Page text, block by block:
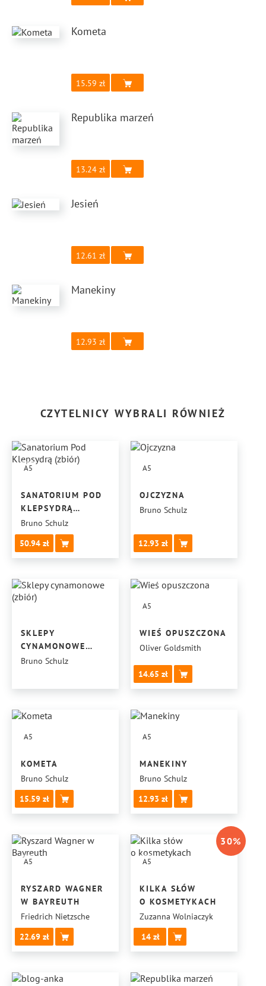
Kometa
15.59
Republika marzeń
13.24
Jesień
12.61
Manekiny
12.93
CZYTELNICY WYBRALI RÓWNIEŻ
A5
SANATORIUM POD
KLEPSYDRĄ
(ZBIÓR)
Bruno Schulz
50.94
A5
OJCZYZNA
Bruno Schulz
12.93
SKLEPY
CYNAMONOWE
(ZBIÓR)
Bruno Schulz
A5
WIEŚ OPUSZCZONA
Oliver Goldsmith
14.65
A5
KOMETA
Bruno Schulz
15.59
A5
MANEKINY
Bruno Schulz
12.93
A5
RYSZARD WAGNER
W BAYREUTH
Friedrich Nietzsche
22.69
A5
30%
KILKA SŁÓW
O KOSMETYKACH
Zuzanna Wolniaczyk
14